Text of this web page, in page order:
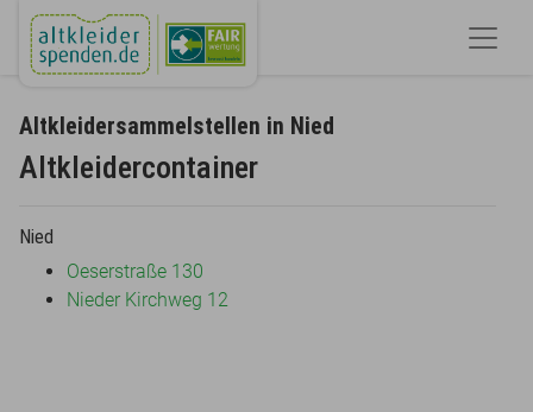
Altkleidersammelstellen in Nied
Altkleidercontainer
Nied
Oeserstraße 130
Nieder Kirchweg 12